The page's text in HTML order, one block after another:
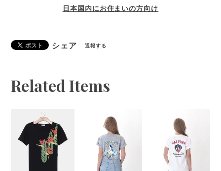
日本国内にお住まいの方向け
シェア 通報する
Related Items